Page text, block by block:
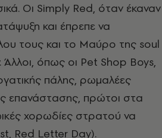
Oι Simply Red, όταν έκαναν
και έπρεπε να
τους και το Mαύρο της soul
όπως οι Pet Shop Boys,
πάλης, ρωμαλέες
επανάστασης, πρώτοι στα
χορωδίες στρατού να
Red Letter Day).